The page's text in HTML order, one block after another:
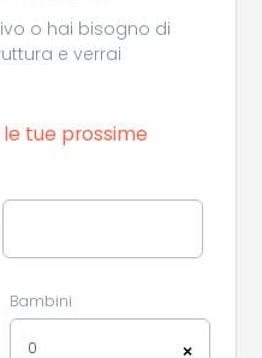
o hai bisogno di
e verrai
tue prossime
Bambini
×
0